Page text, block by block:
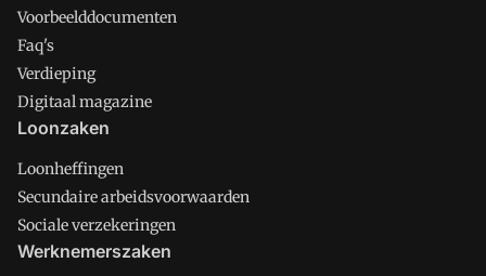
Voorbeelddocumenten
Faq's
Verdieping
Digitaal magazine
Loonzaken
Loonheffingen
Secundaire arbeidsvoorwaarden
Sociale verzekeringen
Werknemerszaken